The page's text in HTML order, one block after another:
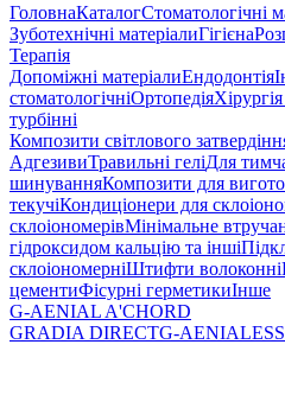
ГоловнаКаталогСтоматологічні
Зуботехнічні матеріалиГігієна
Терапія
Допоміжні матеріалиЕндодонтія
стоматологічніОртопедія
турбінні
Композити світлового
АдгезивиТравильні геліДля
шинуванняКомпозити для
текучіКондиціонери для
склоіономерівМінімальне
гідроксидом кальцію та інші
склоіономерніШтифти волоконні
цементиФісурні герметикиІнше
G-AENIAL A'CHORD
GRADIA DIRECTG-AENIAL